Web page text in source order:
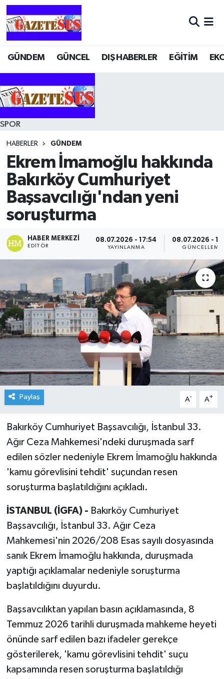
GÜNDEM GÜNCEL DIŞ HABERLER EĞİTİM
SPOR
HABERLER GÜNDEM
Ekrem İmamoğlu hakkında
Bakırköy Cumhuriyet
Başsavcılığı'ndan yeni
soruşturma
HABER MERKEZI
EDITÖR
08.07.2026 - 17:54
YAYINLANMA
08.07.2026 -
GÜNCELLEME
Paylaş A- A+
Bakırköy Cumhuriyet Başsavcılığı, İstanbul 33.
Ağır Ceza Mahkemesi'ndeki duruşmada sarf
edilen sözler nedeniyle Ekrem İmamoğlu hakkında
'kamu görevlisini tehdit' suçundan resen
soruşturma başlatıldığını açıkladı.
İSTANBUL (İGFA) - Bakırköy Cumhuriyet
Başsavcılığı, İstanbul 33. Ağır Ceza
Mahkemesi'nin 2026/208 Esas sayılı dosyasında
sanık Ekrem İmamoğlu hakkında, duruşmada
yaptığı açıklamalar nedeniyle soruşturma
başlatıldığını duyurdu.
Başsavcılıktan yapılan basın açıklamasında, 8
Temmuz 2026 tarihli duruşmada mahkeme heyeti
önünde sarf edilen bazı ifadeler gerekçe
gösterilerek, 'kamu görevlisini tehdit' suçu
kapsamında resen soruşturma başlatıldığı